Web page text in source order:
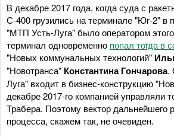
В декабре 2017 года, когда суда с
С-400 грузились на терминале "Юг-2" в
"МТП Усть-Луга" было оператором
терминал одновременно попал тогда в
"Новых коммунальных технологий"
"Новотранса" Константина Гончарова.
Луга" входит в бизнес-конструкцию
декабре 2017-го компанией управляли
Трабера. Поэтому вектор дальнейшего
процесса, скажем так, не очевиден.